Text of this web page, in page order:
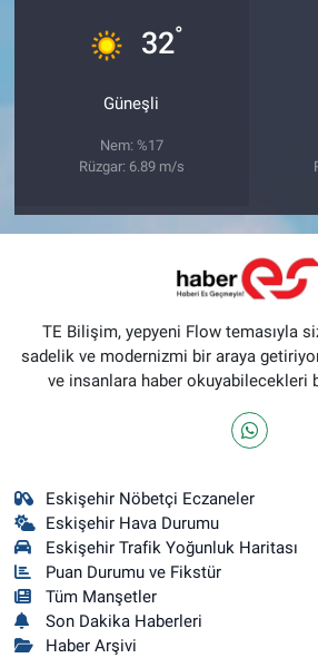
32°
Güneşli
Nem: %17
Rüzgar: 6.89 m/s
TE Bilişim, yepyeni Flow temasıyla
sadelik ve modernizmi bir araya
ve insanlara haber okuyabilecekleri
Eskişehir Nöbetçi Eczaneler
Eskişehir Hava Durumu
Eskişehir Trafik Yoğunluk Haritası
Puan Durumu ve Fikstür
Tüm Manşetler
Son Dakika Haberleri
Haber Arşivi